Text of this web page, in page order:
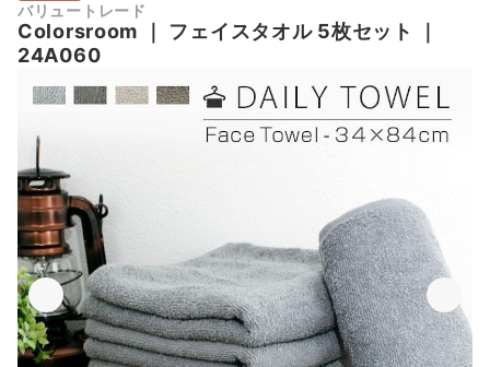
バリュートレード
Colorsroom フェイスタオル 5枚セット
24A060